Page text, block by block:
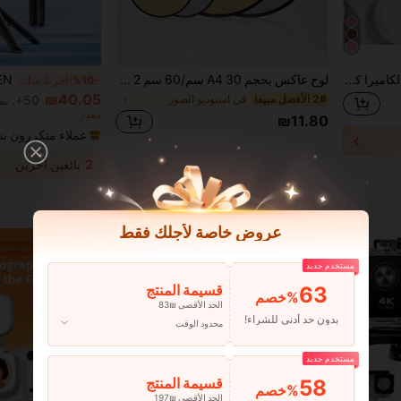
2# الأفضل مبيعا في استوديو الصور
₪11.80
%10- آخر 3 ساعة أيام
₪40.05 50+. تم بيع
مقدر
عملاء متكررون
2 بائعين آخرين
عروض خاصة لأجلك فقط
مستخدم جديد
‎%63
بدون حد أدنى للشراء!
قسيمة المنتج
الحد الأقصى ₪83
محدود الوقت
مستخدم جديد
‎%58 قسيمة المنتج
الحد الأقصى ₪197